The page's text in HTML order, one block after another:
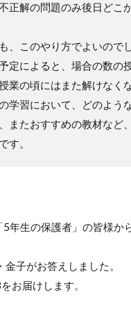
正解の問題のみ後日どこ
、このやり方でよいので
定によると、場合の数の
業の頃にはまた解けなく
学習において、どのよう
またおすすめの教材など
す。
年生の保護者」の皆様か
金子がお答えしました。
お届けします。